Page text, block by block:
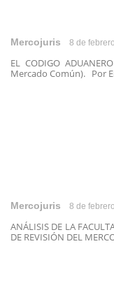
Mercojuris 8 de
EL CODIGO
Mercado Común). Por
Mercojuris 8 de
ANÁLISIS DE LA
DE REVISIÓN DEL